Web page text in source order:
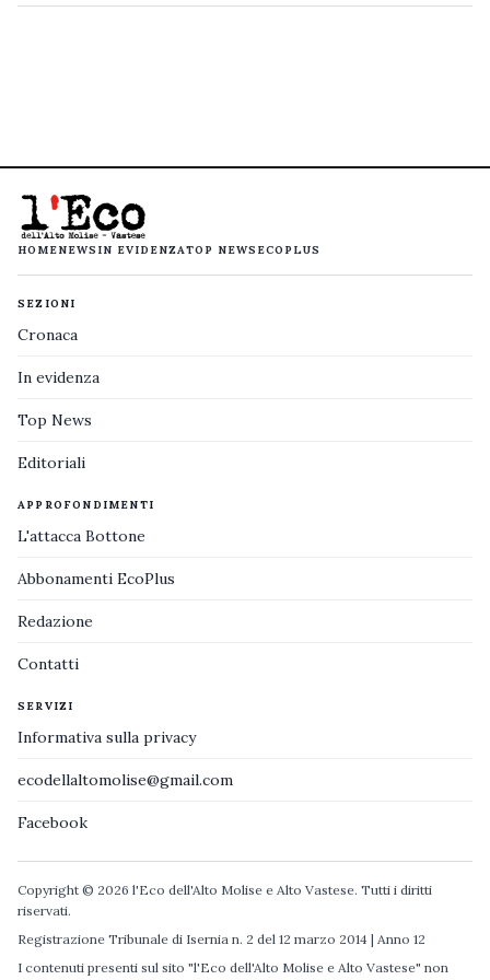
HOMENEWS IN EVIDENZATOP NEWS ECOPLUS
SEZIONI
Cronaca
In evidenza
Top News
Editoriali
APPROFONDIMENTI
L'attacca Bottone
Abbonamenti EcoPlus
Redazione
Contatti
SERVIZI
Informativa sulla privacy
ecodellaltomolise@gmail.com
Facebook
Copyright © 2026 l'Eco dell'Alto Molise e Alto Vastese. Tutti i diritti
riservati.
Registrazione Tribunale di Isernia n. 2 del 12 marzo 2014 | Anno 12
I contenuti presenti sul sito "l'Eco dell'Alto Molise e Alto Vastese" non